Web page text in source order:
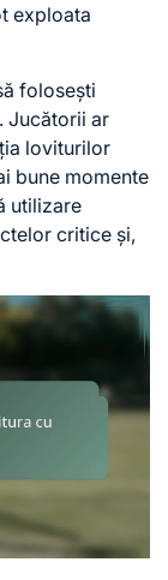
exploata
folosești
Jucătorii ar
loviturilor
bune momente
utilizare
critice și,